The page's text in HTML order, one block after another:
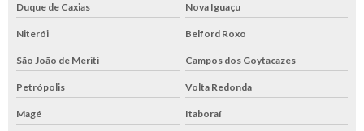
Duque de Caxias Nova Iguaçu
Niterói Belford Roxo
São João de Meriti Campos dos Goytacazes
Petrópolis Volta Redonda
Magé Itaboraí